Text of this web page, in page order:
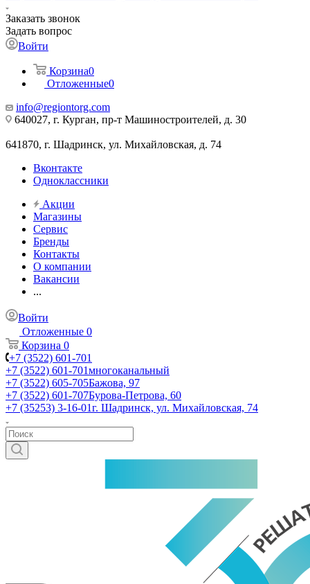
Заказать звонок
Задать вопрос
Войти
Корзина0
Отложенные0
info@regiontorg.com
640027, г. Курган, пр-т Машиностроителей, д. 30
641870, г. Шадринск, ул. Михайловская, д. 74
Вконтакте
Одноклассники
Акции
Магазины
Сервис
Бренды
Контакты
О компании
Вакансии
...
Войти
Отложенные 0
Корзина 0
+7 (3522) 601-701
+7 (3522) 601-701многоканальный
+7 (3522) 605-705Бажова, 97
+7 (3522) 601-707Бурова-Петрова, 60
+7 (35253) 3-16-01г. Шадринск, ул. Михайловская, 74